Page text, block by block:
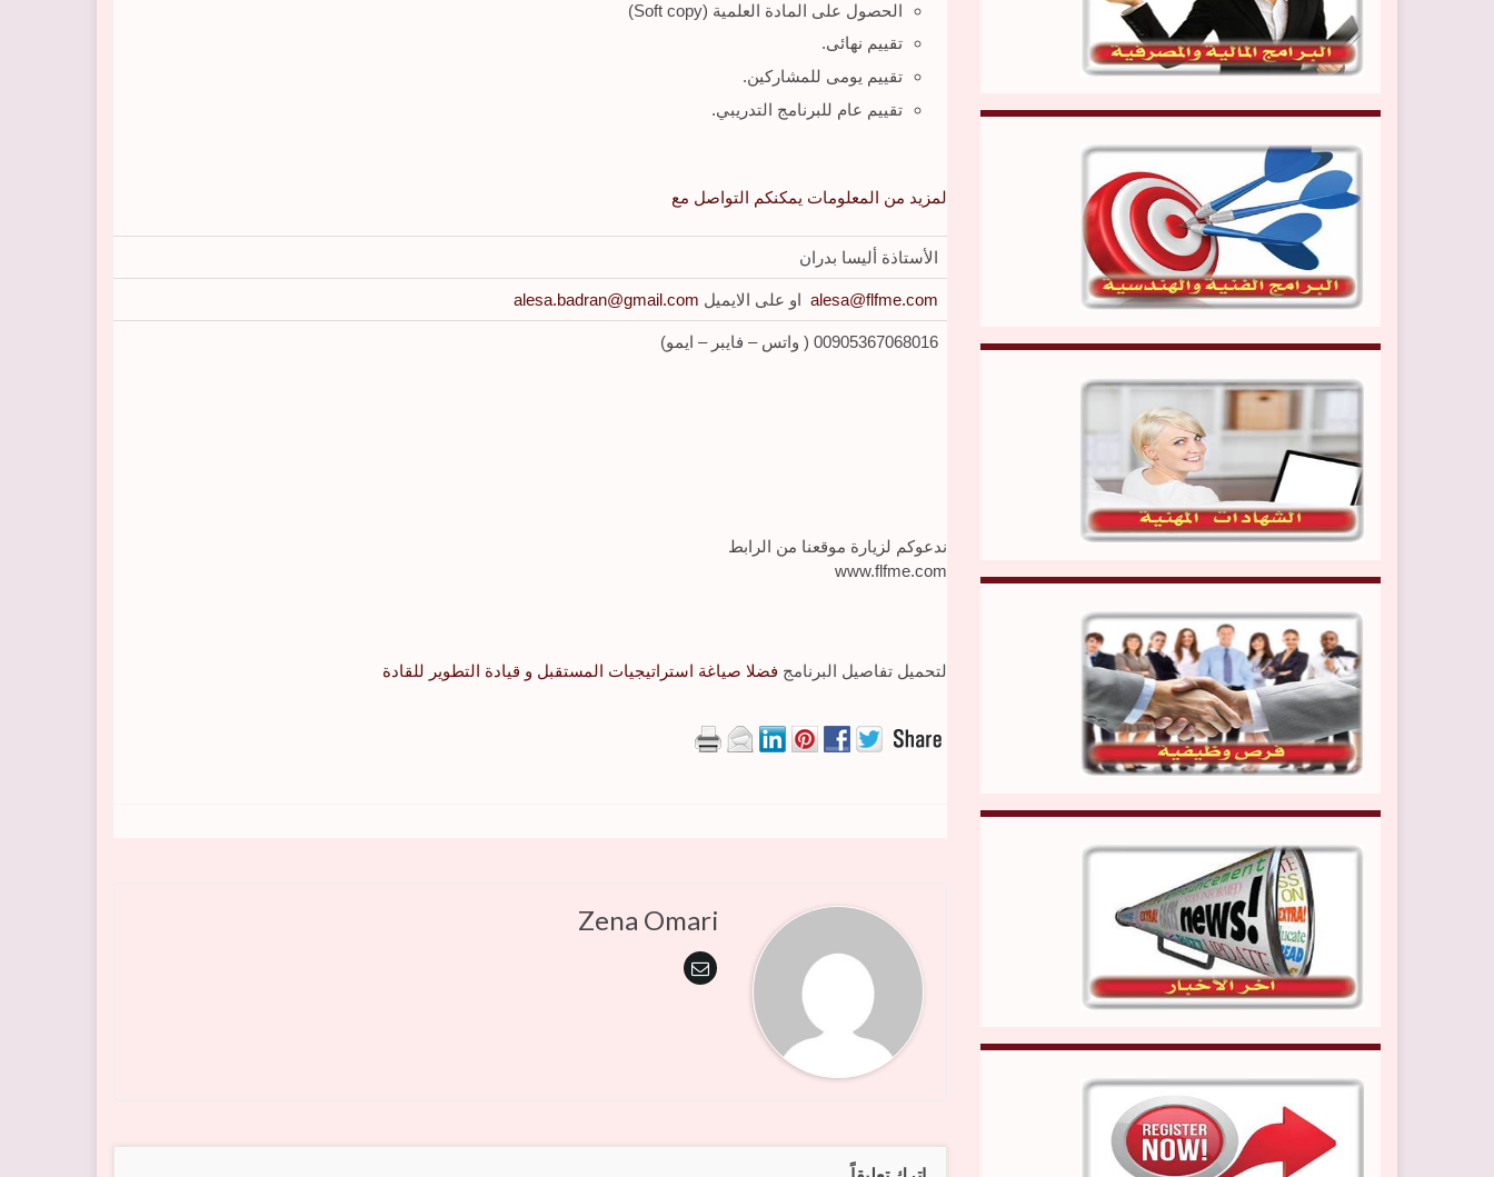
الحصول على المادة العلمية (Soft copy)
تقييم نهائى.
تقييم يومى للمشاركين.
تقييم عام للبرنامج التدريبي.
لمزيد من المعلومات يمكنكم التواصل مع
الأستاذة أليسا بدران
alesa@flfme.com او على الايميل alesa.badran@gmail.com
00905367068016 ( واتس – فايبر – ايمو)
ندعوكم لزيارة موقعنا من الرابط
www.flfme.com
لتحميل تفاصيل البرنامج فضلا صياغة استراتيجيات المستقبل و قيادة التطوير للقادة
Zena Omari